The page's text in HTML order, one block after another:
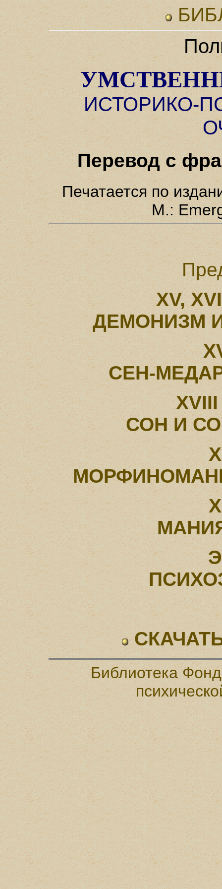
ИСТОРИКО-
Перевод с
Печатается по
M.:
XV,
ДЕМОНИЗМ
СЕН-
СОН И
Библиотека